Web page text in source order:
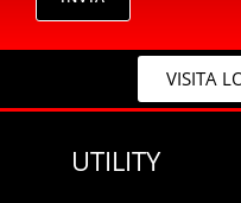
a
VISITA
UTILITY